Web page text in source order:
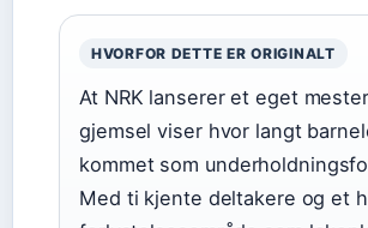
HVORFOR DETTE ER ORIGINALT
At NRK lanserer et eget
gjemsel viser hvor langt
kommet som
Med ti kjente deltakere og et